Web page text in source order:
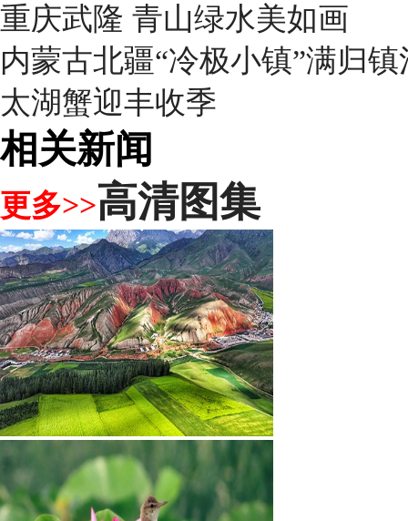
重庆武隆 青山绿水美如画
内蒙古北疆“冷极小镇”满归
太湖蟹迎丰收季
相关新闻
更多>>高清图集